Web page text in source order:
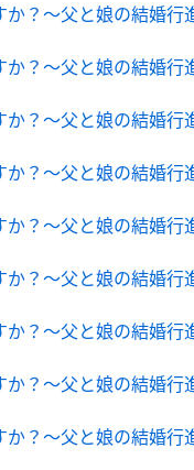
か？～父と娘の結婚行
か？～父と娘の結婚行
か？～父と娘の結婚行
か？～父と娘の結婚行
か？～父と娘の結婚行
か？～父と娘の結婚行
か？～父と娘の結婚行
か？～父と娘の結婚行
か？～父と娘の結婚行